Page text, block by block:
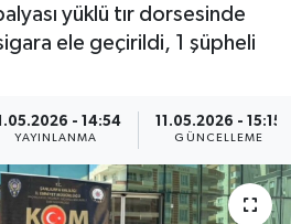
yüklü tır dorsesinde
ele geçirildi, 1 şüpheli
- 14:54
YAYINLANMA
11.05.2026 - 15:15
GÜNCELLEME